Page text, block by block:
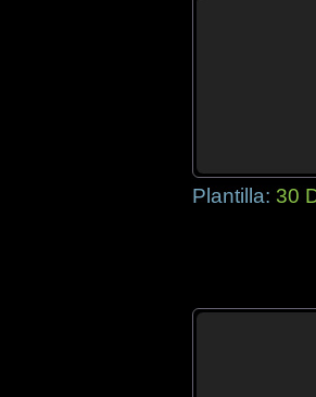
Plantilla: 30